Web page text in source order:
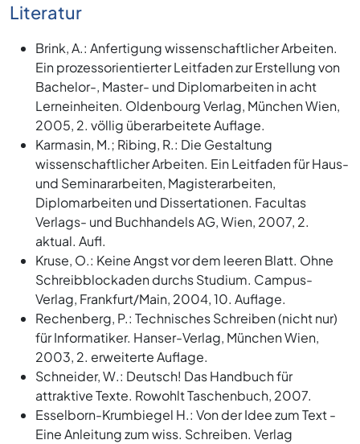
Literatur
Brink, A.: Anfertigung wissenschaftlicher Arbeiten.
Ein prozessorientierter Leitfaden zur Erstellung von
Bachelor-, Master- und Diplomarbeiten in acht
Lerneinheiten. Oldenbourg Verlag, München Wien,
2005, 2. völlig überarbeitete Auflage.
Karmasin, M.; Ribing, R.: Die Gestaltung
wissenschaftlicher Arbeiten. Ein Leitfaden für Haus-
und Seminararbeiten, Magisterarbeiten,
Diplomarbeiten und Dissertationen. Facultas
Verlags- und Buchhandels AG, Wien, 2007, 2.
aktual. Aufl.
Kruse, O.: Keine Angst vor dem leeren Blatt. Ohne
Schreibblockaden durchs Studium. Campus-
Verlag, Frankfurt/Main, 2004, 10. Auflage.
Rechenberg, P.: Technisches Schreiben (nicht nur)
für Informatiker. Hanser-Verlag, München Wien,
2003, 2. erweiterte Auflage.
Schneider, W.: Deutsch! Das Handbuch für
attraktive Texte. Rowohlt Taschenbuch, 2007.
Esselborn-Krumbiegel H.: Von der Idee zum Text -
Eine Anleitung zum wiss. Schreiben. Verlag